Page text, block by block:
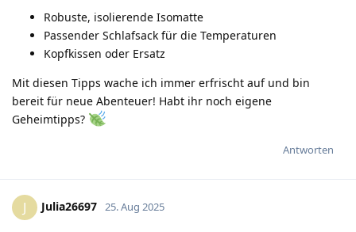
Robuste, isolierende Isomatte
Passender Schlafsack für die Temperaturen
Kopfkissen oder Ersatz
Mit diesen Tipps wache ich immer erfrischt auf und bin
bereit für neue Abenteuer! Habt ihr noch eigene
Geheimtipps?
Antworten
J Julia26697 25. Aug 2025